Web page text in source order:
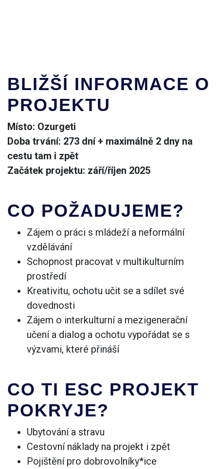
BLIŽŠÍ INFORMACE O
PROJEKTU
Místo: Ozurgeti
Doba trvání: 273 dní + maximálně 2 dny na
cestu tam i zpět
Začátek projektu: září/říjen 2025
CO POŽADUJEME?
Zájem o práci s mládeží a neformální
vzdělávání
Schopnost pracovat v multikulturním
prostředí
Kreativitu, ochotu učit se a sdílet své
dovednosti
Zájem o interkulturní a mezigenerační
učení a dialog a ochotu vypořádat se s
výzvami, které přináší
CO TI ESC PROJEKT
POKRYJE?
Ubytování a stravu
Cestovní náklady na projekt i zpět
Pojištění pro dobrovolníky*ice